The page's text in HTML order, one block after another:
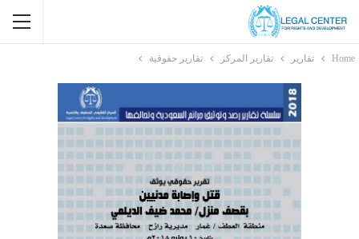
Home تقارير تقارير المركز تقارير حقوقية